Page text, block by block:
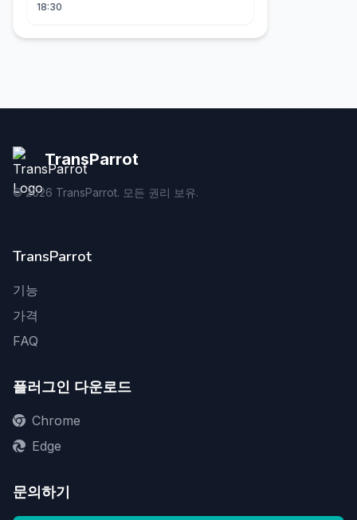
18:30
TransParrot
©2026 TransParrot. 모든 권리 보유.
TransParrot
기능
가격
FAQ
플러그인 다운로드
Chrome
Edge
문의하기